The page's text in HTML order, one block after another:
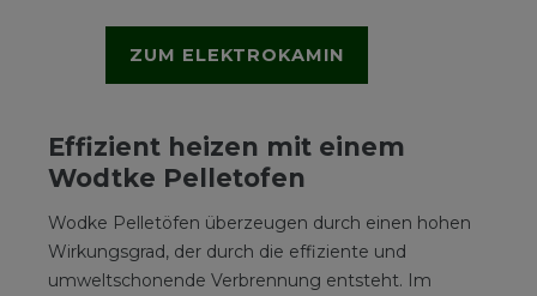
ZUM ELEKTROKAMIN
Effizient heizen mit einem
Wodtke Pelletofen
Wodke Pelletöfen überzeugen durch einen hohen
Wirkungsgrad, der durch die effiziente und
umweltschonende Verbrennung entsteht. Im